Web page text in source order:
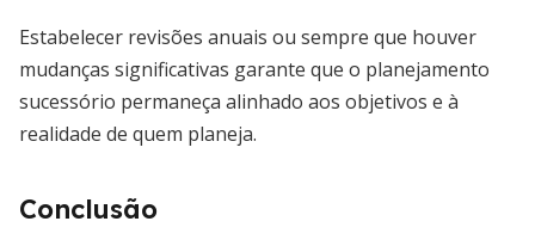
Estabelecer revisões anuais ou sempre que houver
mudanças significativas garante que o planejamento
sucessório permaneça alinhado aos objetivos e à
realidade de quem planeja.
Conclusão